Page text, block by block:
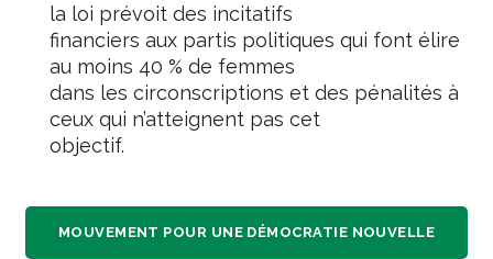
la loi prévoit des incitatifs
financiers aux partis politiques qui font élire
au moins 40 % de femmes
dans les circonscriptions et des pénalités à
ceux qui n’atteignent pas cet
objectif.
MOUVEMENT POUR UNE DÉMOCRATIE NOUVELLE